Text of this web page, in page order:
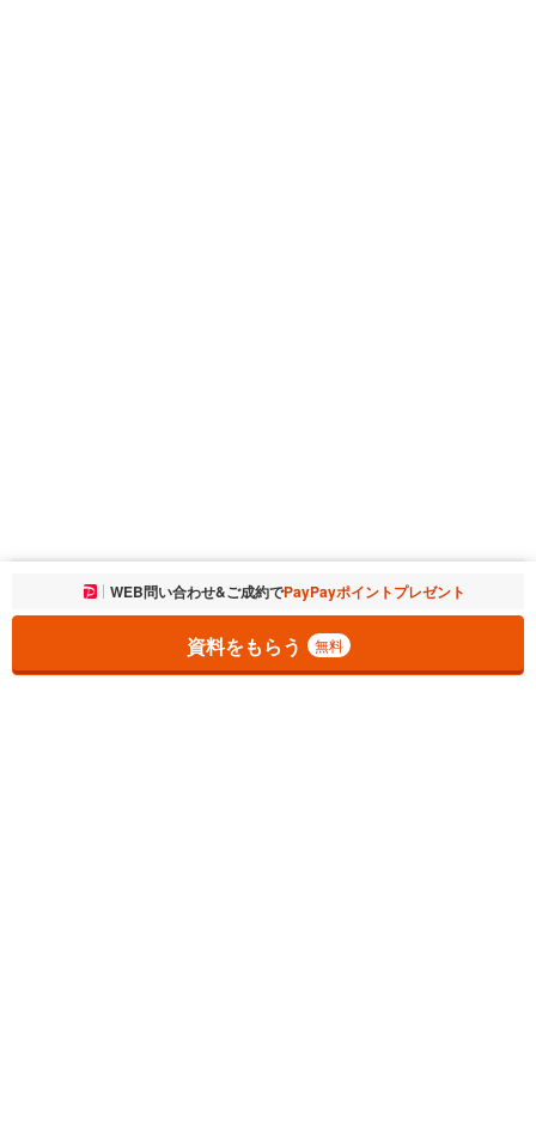
お気に入りに追加しました。 一覧を開く
WEB問い合わせ&ご成約でPayPayポイントプレゼント
資料をもらう 無料